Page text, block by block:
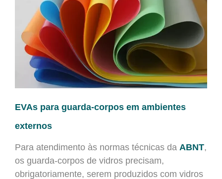
EVAs para guarda-corpos em ambientes
externos
Para atendimento às normas técnicas da ABNT,
os guarda-corpos de vidros precisam,
obrigatoriamente, serem produzidos com vidros